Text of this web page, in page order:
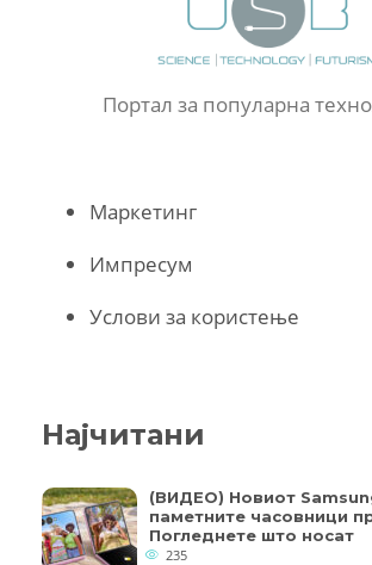
Портал за популарна
Маркетинг
Импресум
Услови за користење
Најчитани
(ВИДЕО) Новиот
паметните часовници
Погледнете што носат
235